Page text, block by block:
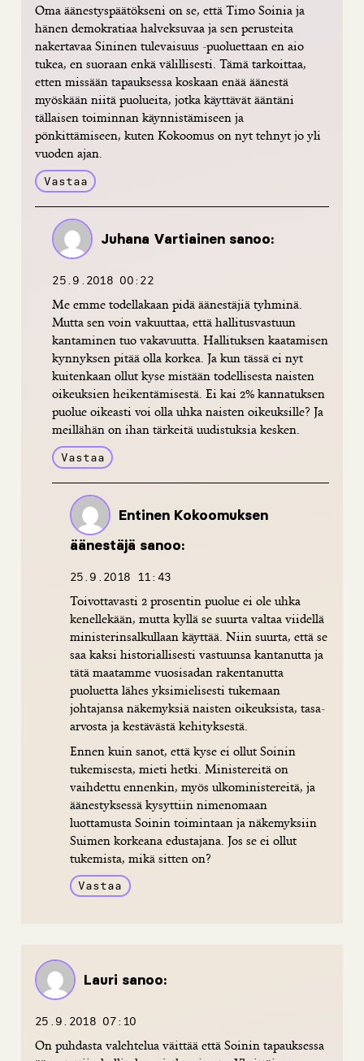
Oma äänestyspäätökseni on se, että Timo Soinia ja
hänen demokratiaa halveksuvaa ja sen perusteita
nakertavaa Sininen tulevaisuus -puoluettaan en aio
tukea, en suoraan enkä välillisesti. Tämä tarkoittaa,
etten missään tapauksessa koskaan enää äänestä
myöskään niitä puolueita, jotka käyttävät ääntäni
tällaisen toiminnan käynnistämiseen ja
pönkittämiseen, kuten Kokoomus on nyt tehnyt jo yli
vuoden ajan.
Vastaa
Juhana Vartiainen sanoo:
25.9.2018 00:22
Me emme todellakaan pidä äänestäjiä tyhminä.
Mutta sen voin vakuuttaa, että hallitusvastuun
kantaminen tuo vakavuutta. Hallituksen kaatamisen
kynnyksen pitää olla korkea. Ja kun tässä ei nyt
kuitenkaan ollut kyse mistään todellisesta naisten
oikeuksien heikentämisestä. Ei kai 2% kannatuksen
puolue oikeasti voi olla uhka naisten oikeuksille? Ja
meillähän on ihan tärkeitä uudistuksia kesken.
Vastaa
Entinen Kokoomuksen
äänestäjä sanoo:
25.9.2018 11:43
Toivottavasti 2 prosentin puolue ei ole uhka
kenellekään, mutta kyllä se suurta valtaa viidellä
ministerinsalkullaan käyttää. Niin suurta, että se
saa kaksi historiallisesti vastuunsa kantanutta ja
tätä maatamme vuosisadan rakentanutta
puoluetta lähes yksimielisesti tukemaan
johtajansa näkemyksiä naisten oikeuksista, tasa-
arvosta ja kestävästä kehityksestä.
Ennen kuin sanot, että kyse ei ollut Soinin
tukemisesta, mieti hetki. Ministereitä on
vaihdettu ennenkin, myös ulkoministereitä, ja
äänestyksessä kysyttiin nimenomaan
luottamusta Soinin toimintaan ja näkemyksiin
Suimen korkeana edustajana. Jos se ei ollut
tukemista, mikä sitten on?
Vastaa
Lauri sanoo:
25.9.2018 07:10
On puhdasta valehtelua väittää että Soinin tapauksessa